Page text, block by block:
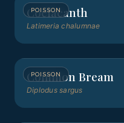
POISSON
Coelacanth
Latimeria chalumnae
POISSON
Common Bream
Diplodus sargus